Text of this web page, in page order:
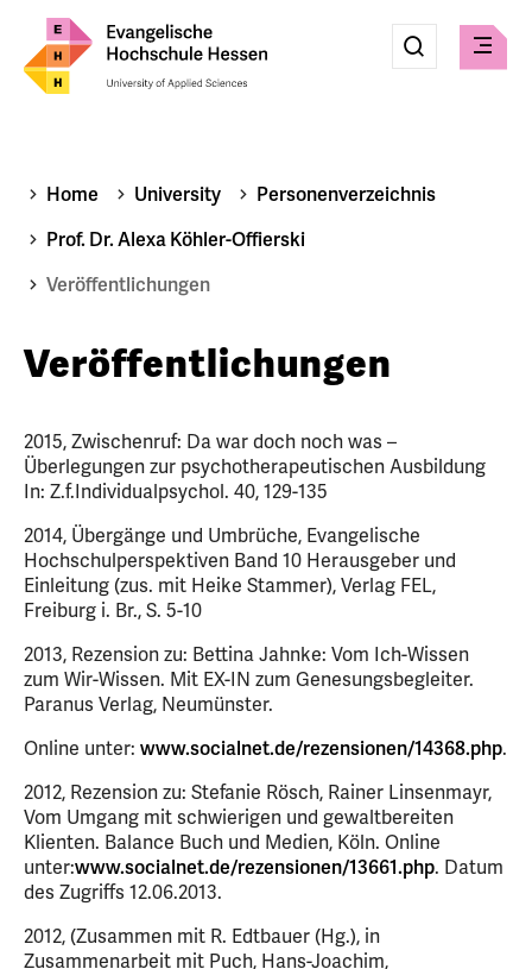
Suche
absenden
Home University
Personenverzeichnis
Prof. Dr. Alexa Köhler-Offierski
Veröffentlichungen
Veröffentlichungen
2015, Zwischenruf: Da war doch noch was –
Überlegungen zur psychotherapeutischen Ausbildung
In: Z.f.Individualpsychol. 40, 129-135
2014, Übergänge und Umbrüche, Evangelische
Hochschulperspektiven Band 10 Herausgeber und
Einleitung (zus. mit Heike Stammer), Verlag FEL,
Freiburg i. Br., S. 5-10
2013, Rezension zu: Bettina Jahnke: Vom Ich-Wissen
zum Wir-Wissen. Mit EX-IN zum Genesungsbegleiter.
Paranus Verlag, Neumünster.
Online unter: www.socialnet.de/rezensionen/14368.php.
2012, Rezension zu: Stefanie Rösch, Rainer Linsenmayr,
Vom Umgang mit schwierigen und gewaltbereiten
Klienten. Balance Buch und Medien, Köln. Online
unter:www.socialnet.de/rezensionen/13661.php. Datum
des Zugriffs 12.06.2013.
2012, (Zusammen mit R. Edtbauer (Hg.), in
Zusammenarbeit mit Puch, Hans-Joachim,